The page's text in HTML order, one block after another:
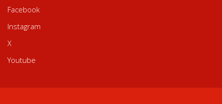
Facebook
Instagram
X
Youtube